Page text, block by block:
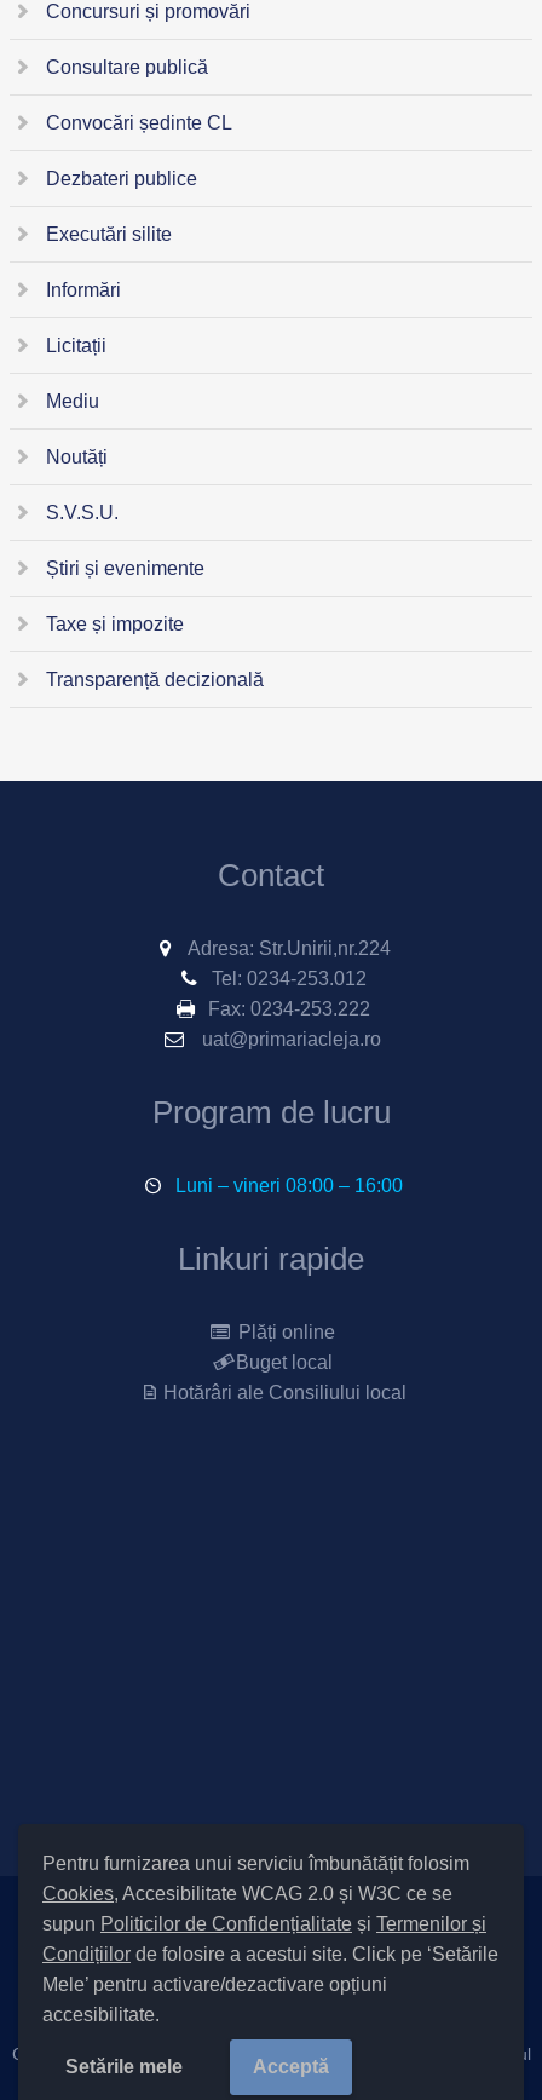
Pentru furnizarea unui serviciu îmbunătățit folosim
Cookies, Accesibilitate WCAG 2.0 și W3C ce se
supun Politicilor de Confidențialitate și Termenilor și
Condițiilor de folosire a acestui site. Click pe ‘Setările
Mele’ pentru activare/dezactivare opțiuni
accesibilitate.
Setările mele Acceptă
Concursuri și promovări
Consultare publică
Convocări ședinte CL
Dezbateri publice
Executări silite
Informări
Licitații
Mediu
Noutăți
S.V.S.U.
Știri și evenimente
Taxe și impozite
Transparență decizională
Contact
Adresa: Str.Unirii,nr.224
Tel: 0234-253.012
Fax: 0234-253.222
uat@primariacleja.ro
Program de lucru
Luni – vineri 08:00 – 16:00
Linkuri rapide
Plăți online
Buget local
Hotărâri ale Consiliului local
Setări Cookies și Accesibilitate
Informare cu privire la prelucrarea datelor|Politică de utilizare
| Termeni și condiții de utilizare a site-ului
Cod Județ 4 / Județul Bacău / Tipul UAT – 14 – C – Comună / Codul
SIRUTA al Unității Administrativ-Teritoriale 21855 / Cleja